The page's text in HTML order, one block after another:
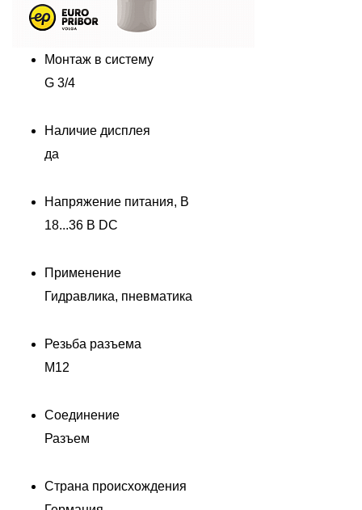
Монтаж в систему
G 3/4
Наличие дисплея
да
Напряжение питания, В
18...36 В DC
Применение
Гидравлика, пневматика
Резьба разъема
M12
Соединение
Разъем
Страна происхождения